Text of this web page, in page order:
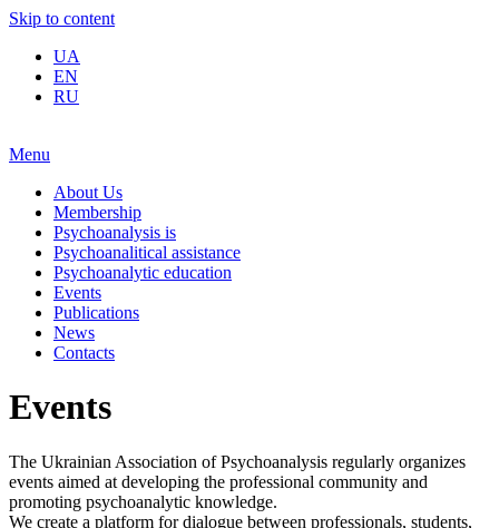
Skip to content
UA
EN
RU
Menu
About Us
Membership
Psychoanalysis is
Psychoanalitical assistance
Psychoanalytic education
Events
Publications
News
Contacts
Events
The Ukrainian Association of Psychoanalysis regularly organizes
events aimed at developing the professional community and
promoting psychoanalytic knowledge.
We create a platform for dialogue between professionals, students,